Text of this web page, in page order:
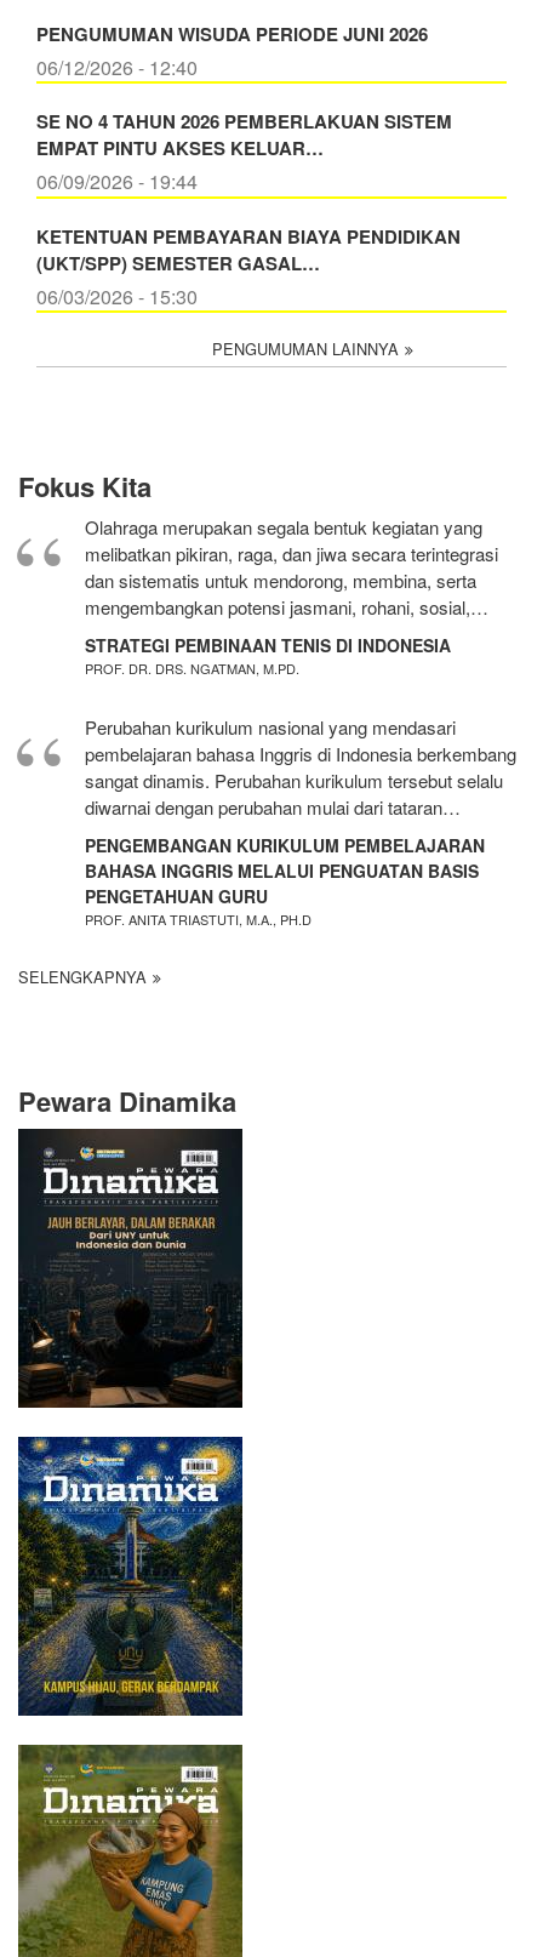
PENGUMUMAN WISUDA PERIODE JUNI 2026
06/12/2026 - 12:40
SE NO 4 TAHUN 2026 PEMBERLAKUAN SISTEM
EMPAT PINTU AKSES KELUAR…
06/09/2026 - 19:44
KETENTUAN PEMBAYARAN BIAYA PENDIDIKAN
(UKT/SPP) SEMESTER GASAL…
06/03/2026 - 15:30
PENGUMUMAN LAINNYA
Fokus Kita
Olahraga merupakan segala bentuk kegiatan yang
melibatkan pikiran, raga, dan jiwa secara terintegrasi
dan sistematis untuk mendorong, membina, serta
mengembangkan potensi jasmani, rohani, sosial,…
STRATEGI PEMBINAAN TENIS DI INDONESIA
PROF. DR. DRS. NGATMAN, M.PD.
Perubahan kurikulum nasional yang mendasari
pembelajaran bahasa Inggris di Indonesia berkembang
sangat dinamis. Perubahan kurikulum tersebut selalu
diwarnai dengan perubahan mulai dari tataran…
PENGEMBANGAN KURIKULUM PEMBELAJARAN
BAHASA INGGRIS MELALUI PENGUATAN BASIS
PENGETAHUAN GURU
PROF. ANITA TRIASTUTI, M.A., PH.D
SELENGKAPNYA
Pewara Dinamika